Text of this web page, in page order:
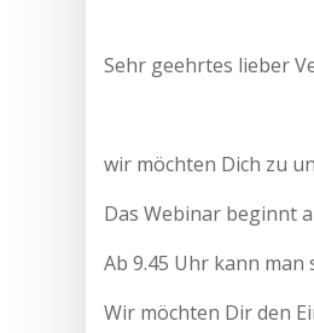
Sehr geehrtes lieber
wir möchten Dich zu
Das Webinar beginnt
Ab 9.45 Uhr kann man
Wir möchten Dir den